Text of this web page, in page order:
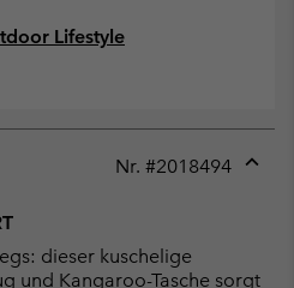
Lifestyle
Nr. #2018494
dieser kuschelige
und Kangaroo-Tasche sorgt